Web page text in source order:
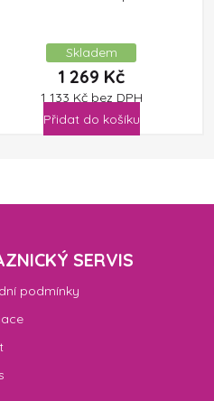
Skladem
1 269 Kč
1 133 Kč bez DPH
Přidat do košíku
SERVIS
podmínky